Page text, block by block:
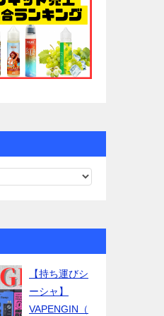
【持ち運びシ
ーシャ】
VAPENGIN（